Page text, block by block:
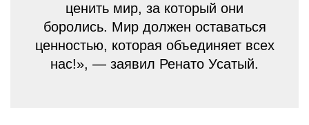
ценить мир, за который они
боролись. Мир должен оставаться
ценностью, которая объединяет всех
нас!», — заявил Ренато Усатый.